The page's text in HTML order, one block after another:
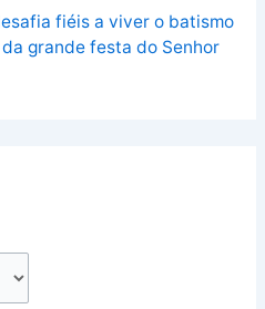
fiéis a viver o batismo
grande festa do Senhor